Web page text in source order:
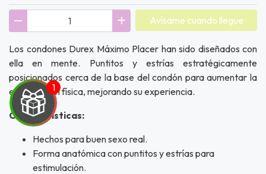
Avísame cuando llegue
Los condones Durex Máximo Placer han sido diseñados con
ella en mente. Puntitos y estrías estratégicamente
posicionados cerca de la base del condón para aumentar la
estimulación física, mejorando su experiencia.
Características:
Hechos para buen sexo real.
Forma anatómica con puntitos y estrías para
estimulación.